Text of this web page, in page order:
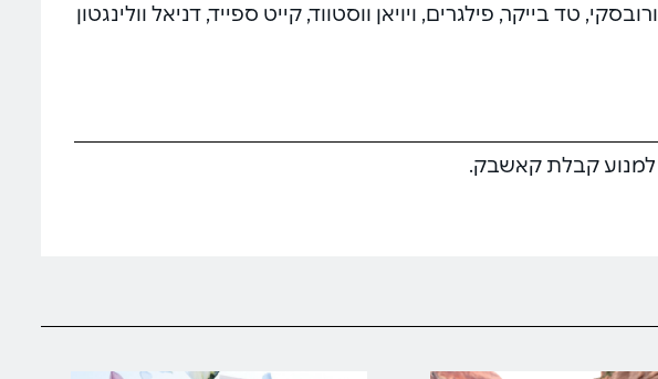
טד בייקר, פילגרים, ויויאן ווסטווד, קייט ספייד, דניאל וולינגטון
למנוע קבלת קאשבק.